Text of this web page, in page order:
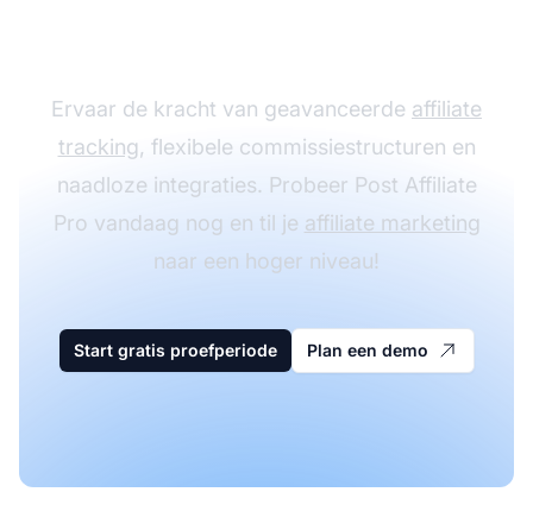
Ervaar de kracht van geavanceerde affiliate
tracking, flexibele commissiestructuren en
naadloze integraties. Probeer Post Affiliate
Pro vandaag nog en til je affiliate marketing
naar een hoger niveau!
Start gratis proefperiode Plan een demo